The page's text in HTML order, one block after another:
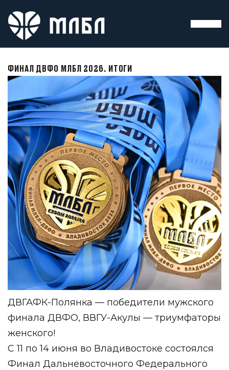
ФИНАЛ ДВФО МЛБЛ 2026. ИТОГИ
ДВГАФК-Полянка — победители мужского
финала ДВФО, ВВГУ-Акулы — триумфаторы
женского!
С 11 по 14 июня во Владивостоке состоялся
Финал Дальневосточного Федерального